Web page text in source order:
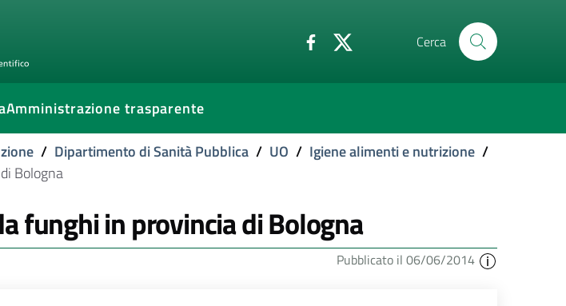
Cerca
Amministrazione trasparente
/ Dipartimento di Sanità Pubblica / UO / Igiene alimenti e nutrizione /
Bologna
funghi in provincia di Bologna
Pubblicato il 06/06/2014